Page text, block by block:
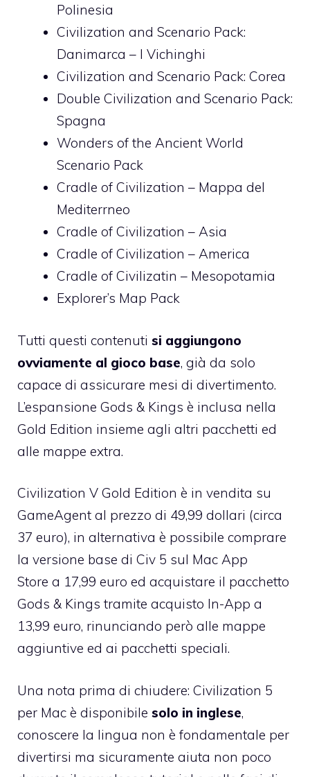
Polinesia
Civilization and Scenario Pack:
Danimarca – I Vichinghi
Civilization and Scenario Pack: Corea
Double Civilization and Scenario Pack:
Spagna
Wonders of the Ancient World
Scenario Pack
Cradle of Civilization – Mappa del
Mediterrneo
Cradle of Civilization – Asia
Cradle of Civilization – America
Cradle of Civilizatin – Mesopotamia
Explorer’s Map Pack
Tutti questi contenuti si aggiungono
ovviamente al gioco base, già da solo
capace di assicurare mesi di divertimento.
L’espansione Gods & Kings è inclusa nella
Gold Edition insieme agli altri pacchetti ed
alle mappe extra.
Civilization V Gold Edition è in vendita su
GameAgent al prezzo di 49,99 dollari (circa
37 euro), in alternativa è possibile comprare
la versione base di Civ 5 sul Mac App
Store a 17,99 euro ed acquistare il pacchetto
Gods & Kings tramite acquisto In-App a
13,99 euro, rinunciando però alle mappe
aggiuntive ed ai pacchetti speciali.
Una nota prima di chiudere: Civilization 5
per Mac è disponibile solo in inglese,
conoscere la lingua non è fondamentale per
divertirsi ma sicuramente aiuta non poco